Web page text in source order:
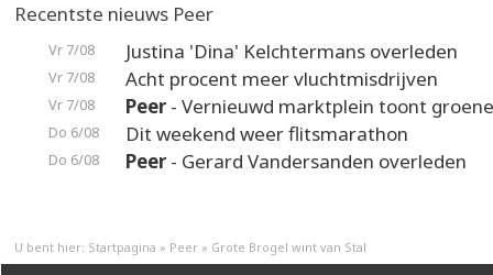
Recentste nieuws Peer
Vr 7/08 Justina 'Dina' Kelchtermans overleden
Vr 7/08 Acht procent meer vluchtmisdrijven
Vr 7/08 Peer- Vernieuwd marktplein toont
Do 6/08 Dit weekend weer flitsmarathon
Do 6/08 Peer- Gerard Vandersanden overleden
U bent hier: Startpagina » Peer » Grote Brogel wint van Stal